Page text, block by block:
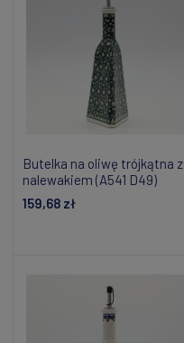
Butelka na oliwę trójkątna z
nalewakiem (A541 D49)
159,68 zł